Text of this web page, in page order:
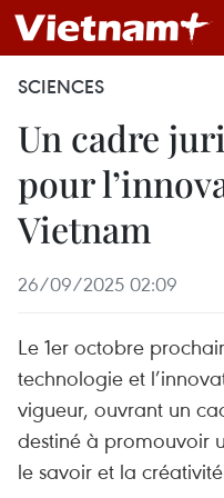
SCIENCES
Un cadre
pour
Vietnam
26/09/2025 02:09
Le 1er octobre
technologie et
vigueur, ouvrant un
destiné à promouvoir
le savoir et la